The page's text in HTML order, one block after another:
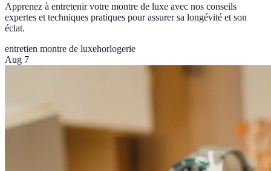
Apprenez à entretenir votre montre de luxe avec nos conseils
expertes et techniques pratiques pour assurer sa longévité et son
éclat.
entretien montre de luxehorlogerie
Aug 7